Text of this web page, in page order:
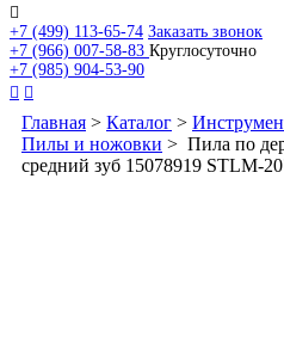

+7 (499) 113-65-74 Заказать звонок
+7 (966) 007-58-83 Круглосуточно
+7 (985) 904-53-90
 
Главная > Каталог >
Пилы и ножовки > Пила по
средний зуб 15078919 STLM-